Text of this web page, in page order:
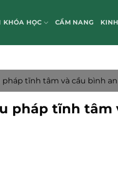
KHÓA HỌC CẨM NANG
tĩnh tâm và cầu bình
pháp tĩnh tâm